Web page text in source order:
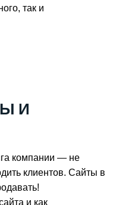
так и
И
компании — не
клиентов. Сайты в
и как